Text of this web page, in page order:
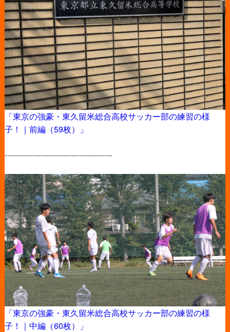
「東京の強豪・東久留米総合高校サッカー部の練習の様
子！｜前編（59枚）」
------------------------------------------
「東京の強豪・東久留米総合高校サッカー部の練習の様
子！｜中編（60枚）」